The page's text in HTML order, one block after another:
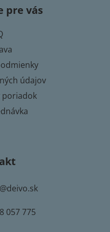
pre vás
údajov
poriadok
@deivo.sk
057 775